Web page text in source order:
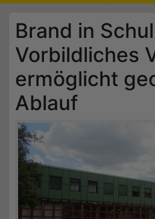
Brand in
Vorbildliches
ermöglicht
Ablauf